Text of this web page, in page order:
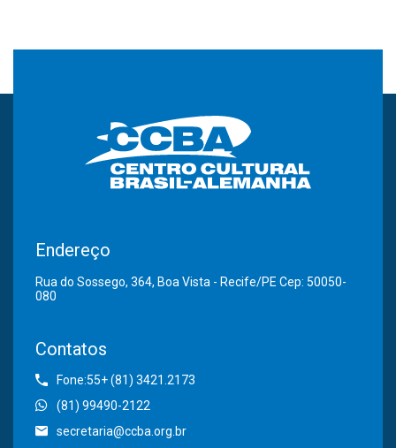
Endereço
Rua do Sossego, 364, Boa Vista - Recife/PE Cep: 50050-
080
Contatos
Fone:55+ (81) 3421.2173
(81) 99490-2122
secretaria@ccba.org.br